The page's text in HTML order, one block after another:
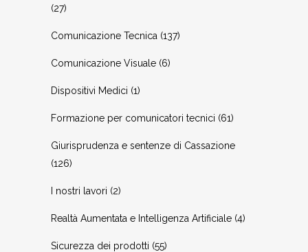
(27)
Comunicazione Tecnica (137)
Comunicazione Visuale (6)
Dispositivi Medici (1)
Formazione per comunicatori tecnici (61)
Giurisprudenza e sentenze di Cassazione
(126)
I nostri lavori (2)
Realtà Aumentata e Intelligenza Artificiale (4)
Sicurezza dei prodotti (55)